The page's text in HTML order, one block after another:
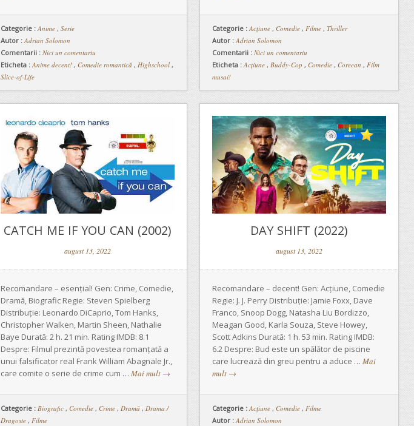
Categorie :Anime , Serie
Autor : Adrian Solomon
Comentarii : Nici un comentariu
Eticheta : Anime decent! , Comedie romantică , Highschool ,
Slice-of-Life
Categorie :Acţiune , Comedie , Filme , Thriller
Autor : Adrian Solomon
Comentarii : Nici un comentariu
Eticheta : Acțiune , Buddy-Cop , Comedie , Coreean , Film
musai!
CATCH ME IF YOU CAN (2002)
august 13, 2022
Recomandare – esențial! Gen: Crime, Comedie,
Dramă, Biografic Regie: Steven Spielberg
Distribuție: Leonardo DiCaprio, Tom Hanks,
Christopher Walken, Martin Sheen, Nathalie
Baye Durată: 2 h. 21 min. Rating IMDB: 8.1
Despre: Filmul prezintă povestea romanțată a
unui falsificator real Frank William Abagnale Jr.,
care comite o serie de crime cum … Mai mult →
Categorie : Biografic , Comedie , Crime , Dramă , Drama /
Dragoste , Filme
DAY SHIFT (2022)
august 13, 2022
Recomandare – decent! Gen: Acțiune, Comedie
Regie: J. J. Perry Distribuție: Jamie Foxx, Dave
Franco, Snoop Dogg, Natasha Liu Bordizzo,
Meagan Good, Karla Souza, Steve Howey,
Scott Adkins Durată: 1 h. 53 min. Rating IMDB:
6.2 Despre: Bud este un spălător de piscine
care lucrează din greu pentru a aduce … Mai
mult →
Categorie :Acţiune , Comedie , Filme
Autor : Adrian Solomon